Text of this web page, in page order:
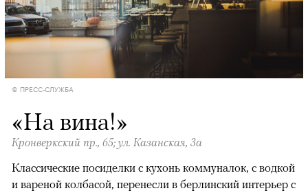
© ПРЕСС-СЛУЖБА
«На вина!»
Кронверкский пр., 65; ул. Казанская, 3а
Классические посиделки с кухонь коммуналок, с водкой
и вареной колбасой, перенесли в берлинский интерьер с